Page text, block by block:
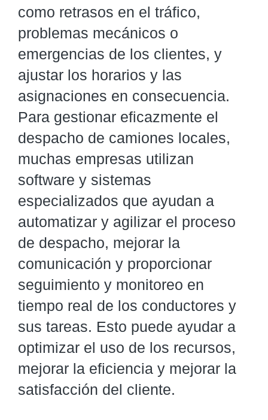
como retrasos en el tráfico,
problemas mecánicos o
emergencias de los clientes, y
ajustar los horarios y las
asignaciones en consecuencia.
Para gestionar eficazmente el
despacho de camiones locales,
muchas empresas utilizan
software y sistemas
especializados que ayudan a
automatizar y agilizar el proceso
de despacho, mejorar la
comunicación y proporcionar
seguimiento y monitoreo en
tiempo real de los conductores y
sus tareas. Esto puede ayudar a
optimizar el uso de los recursos,
mejorar la eficiencia y mejorar la
satisfacción del cliente.